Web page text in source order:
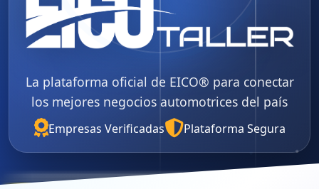
La plataforma oficial de EICO® para conectar
los mejores negocios automotrices del país
Empresas Verificadas Plataforma Segura